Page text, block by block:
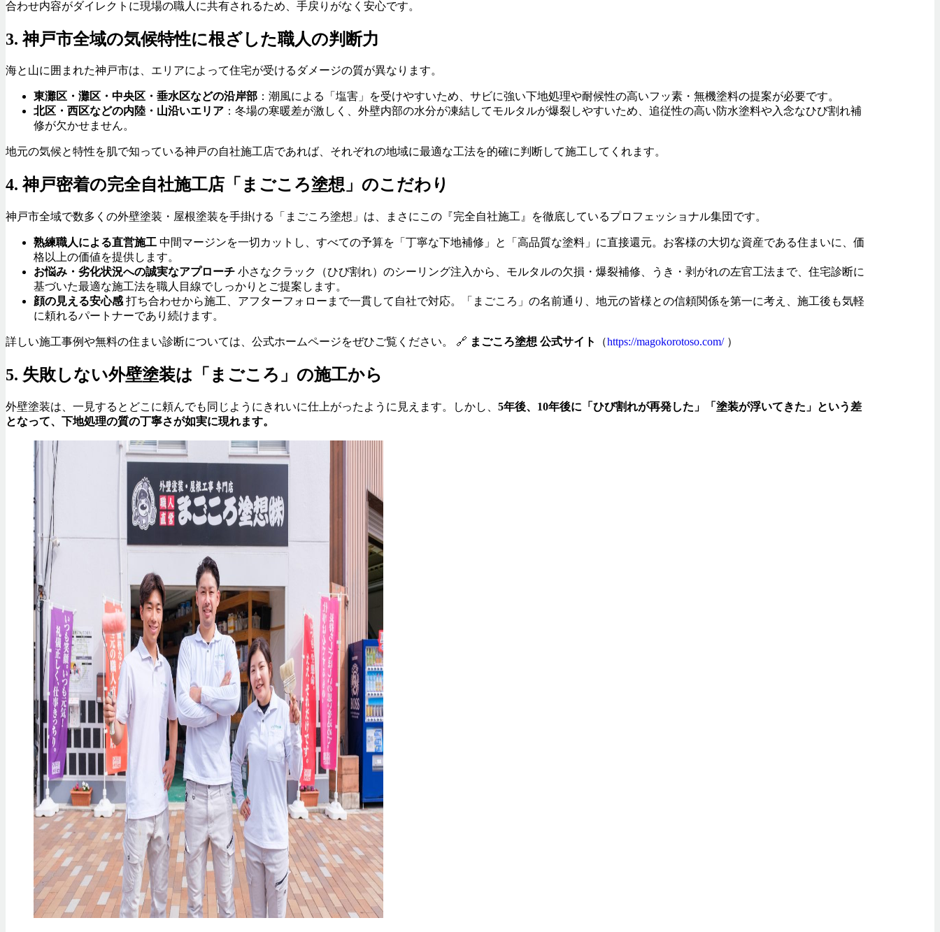
合わせ内容がダイレクトに現場の職人に共有されるため、手戻りがなく安心です。
3. 神戸市全域の気候特性に根ざした職人の判断力
海と山に囲まれた神戸市は、エリアによって住宅が受けるダメージの質が異なります。
東灘区・灘区・中央区・垂水区などの沿岸部 ：潮風による「塩害」を受けやすいため、サビに強い下地処理や耐候性の高いフッ素・無機塗料の提案が必要です。
北区・西区などの内陸・山沿いエリア ：冬場の寒暖差が激しく、外壁内部の水分が凍結してモルタルが爆裂しやすいため、追従性の高い防水塗料や入念なひび割れ補
修が欠かせません。
地元の気候と特性を肌で知っている神戸の自社施工店であれば、それぞれの地域に最適な工法を的確に判断して施工してくれます。
4. 神戸密着の完全自社施工店「まごころ塗想」のこだわり
神戸市全域で数多くの外壁塗装・屋根塗装を手掛ける「まごころ塗想」は、まさにこの『完全自社施工』を徹底しているプロフェッショナル集団です。
熟練職人による直営施工 中間マージンを一切カットし、すべての予算を「丁寧な下地補修」と「高品質な塗料」に直接還元。お客様の大切な資産である住まいに、価
格以上の価値を提供します。
お悩み・劣化状況への誠実なアプローチ 小さなクラック（ひび割れ）のシーリング注入から、モルタルの欠損・爆裂補修、うき・剥がれの左官工法まで、住宅診断に
基づいた最適な施工法を職人目線でしっかりとご提案します。
顔の見える安心感 打ち合わせから施工、アフターフォローまで一貫して自社で対応。「まごころ」の名前通り、地元の皆様との信頼関係を第一に考え、施工後も気軽
に頼れるパートナーであり続けます。
詳しい施工事例や無料の住まい診断については、公式ホームページをぜひご覧ください。 🔗 まごころ塗想 公式サイト （https://magokorotoso.com/）
5. 失敗しない外壁塗装は「まごころ」の施工から
外壁塗装は、一見するとどこに頼んでも同じようにきれいに仕上がったように見えます。しかし、 5年後、10年後に「ひび割れが再発した」「塗装が浮いてきた」という差
となって、下地処理の質の丁寧さが如実に現れます。